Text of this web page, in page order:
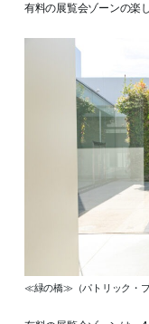
有料の展覧会ゾーンの楽
≪緑の橋≫（パトリック・